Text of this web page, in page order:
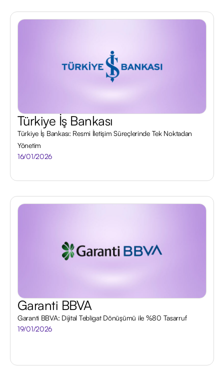
Türkiye İş Bankası
Türkiye İş Bankası: Resmi İletişim Süreçlerinde Tek Noktadan
Yönetim
16/01/2026
Garanti BBVA
Garanti BBVA: Dijital Tebligat Dönüşümü ile %80 Tasarruf
19/01/2026